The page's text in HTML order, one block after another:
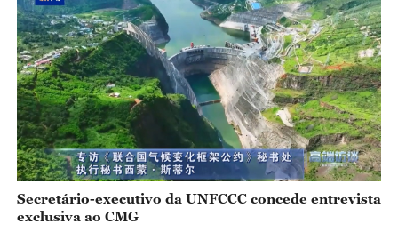
Secretário-executivo da UNFCCC concede entrevista
exclusiva ao CMG